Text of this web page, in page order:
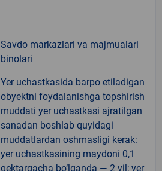
Savdo markazlari va majmualari
binolari
Yer uchastkasida barpo etiladigan
obyektni foydalanishga topshirish
muddati yer uchastkasi ajratilgan
sanadan boshlab quyidagi
muddatlardan oshmasligi kerak:
yer uchastkasining maydoni 0,1
gektargacha bo‘lganda — 2 yil; yer